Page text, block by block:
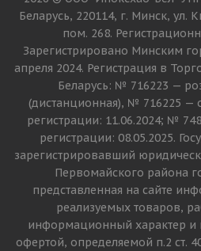
Беларусь, 220114, г. Минск, ул.
пом. 268.
Зарегистрировано Минским
апреля 2024. Регистрация в
Беларусь: № 716223 —
(дистанционная), № 716225 —
регистрации: 11.06.2024; №
регистрации: 08.05.2025.
зарегистрировавший
Первомайского района
представленная на сайте
реализуемых товаров,
информационный характер и
офертой, определяемой п.2 ст.